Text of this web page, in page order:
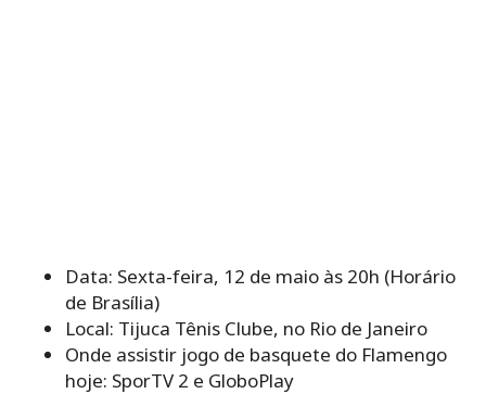
Data: Sexta-feira, 12 de maio às 20h (Horário
de Brasília)
Local: Tijuca Tênis Clube, no Rio de Janeiro
Onde assistir jogo de basquete do Flamengo
hoje: SporTV 2 e GloboPlay